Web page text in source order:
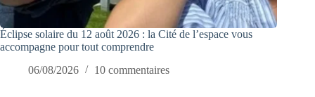
Éclipse solaire du 12 août 2026 : la Cité de l’espace vous
accompagne pour tout comprendre
06/08/2026
10 commentaires